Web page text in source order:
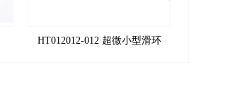
HT012012-012 超微小型滑环